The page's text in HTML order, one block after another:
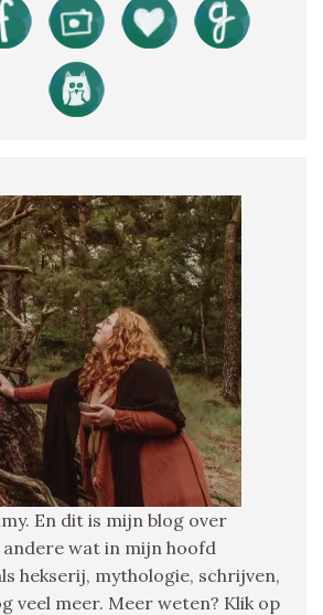
En dit is mijn blog over
andere wat in mijn hoofd
hekserij, mythologie, schrijven,
veel meer. Meer weten? Klik op